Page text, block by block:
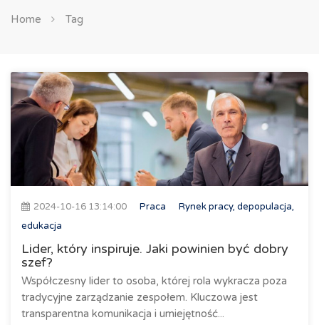
Home Tag
2024-10-16 13:14:00 Praca
Rynek pracy, depopulacja,
edukacja
Lider, który inspiruje. Jaki powinien być dobry
szef?
Współczesny lider to osoba, której rola wykracza poza
tradycyjne zarządzanie zespołem. Kluczowa jest
transparentna komunikacja i umiejętność...